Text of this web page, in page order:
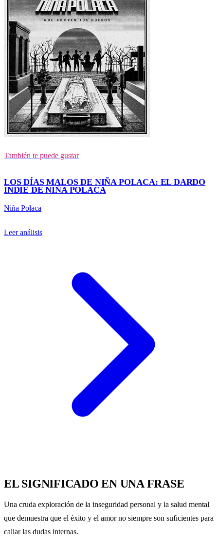
También te puede gustar
LOS DÍAS MALOS DE NIÑA POLACA: EL DARDO
INDIE DE NIÑA POLACA
Niña Polaca
Leer análisis
EL SIGNIFICADO EN UNA FRASE
Una cruda exploración de la inseguridad personal y la salud mental
que demuestra que el éxito y el amor no siempre son suficientes para
callar las dudas internas.